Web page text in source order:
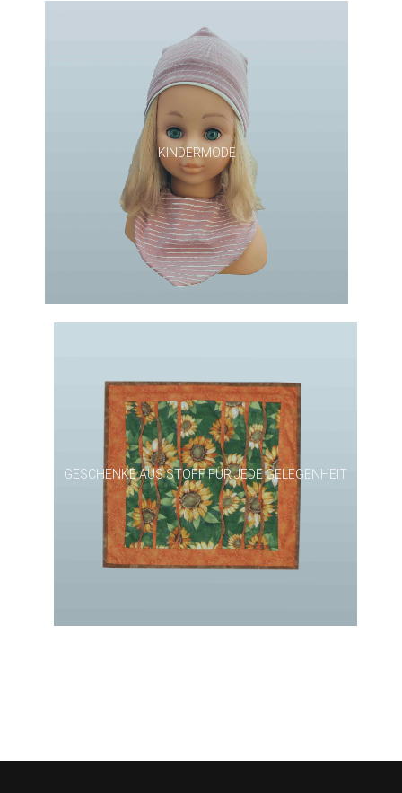
KINDERMODE
GESCHENKE AUS STOFF FÜR JEDE GELEGENHEIT